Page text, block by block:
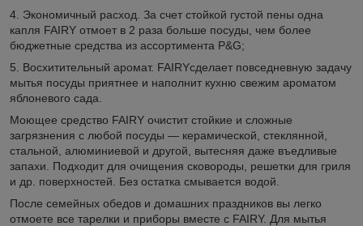
4. Экономичный расход. За счет стойкой густой пены одна
капля FAIRY отмоет в 2 раза больше посуды, чем более
бюджетные средства из ассортимента P&G;
5. Восхитительный аромат. FAIRYсделает повседневную задачу
мытья посуды приятнее и наполнит кухню свежим ароматом
яблоневого сада.
Моющее средство FAIRY очистит стойкие и сложные
загрязнения с любой посуды — керамической, стеклянной,
стальной, алюминиевой и другой, вытесняя даже въедливые
запахи. Подходит для очищения сковороды, решетки для гриля
и др. поверхностей. Без остатка смывается водой.
После семейных обедов и домашних праздников вы легко
отмоете все тарелки и приборы вместе с FAIRY. Для мытья